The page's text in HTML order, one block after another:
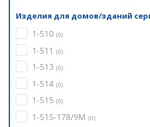
Изделия для домов/зданий
1-510 (0)
1-511 (0)
1-513 (0)
1-514 (0)
1-515 (0)
1-515-178/9М (0)